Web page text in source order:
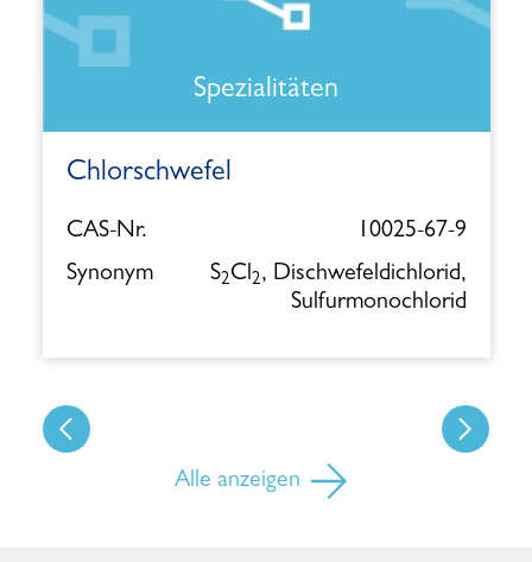
Spezialitäten
Chlorschwefel
CAS-Nr.
10025-67-9
Synonym
S2Cl2, Dischwefeldichlorid,
Sulfurmonochlorid
Alle anzeigen